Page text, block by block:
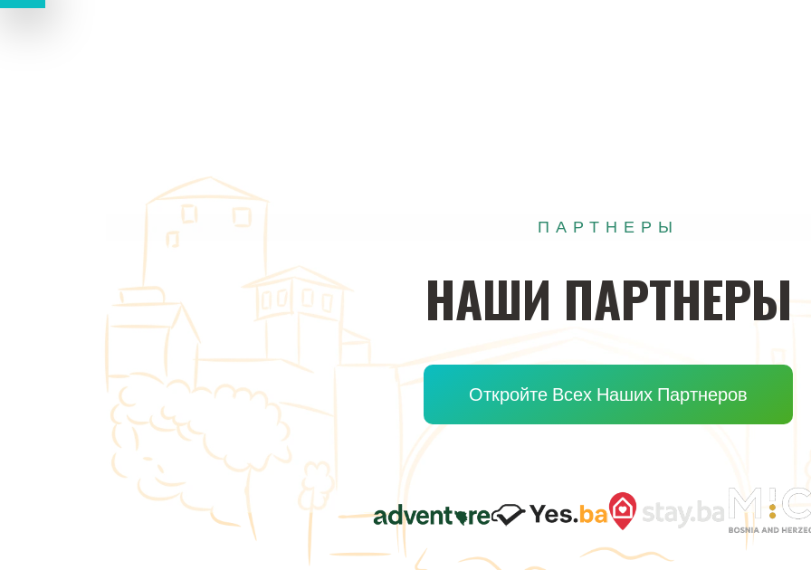
ПАРТНЕРЫ
НАШИ ПАРТНЕРЫ
Откройте Всех Наших Партнеров